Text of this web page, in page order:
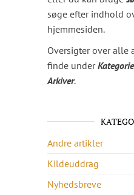
søge efter indhold
hjemmesiden.
Oversigter over alle
finde under
Arkiver.
Andre artikler
Kildeuddrag
Nyhedsbreve